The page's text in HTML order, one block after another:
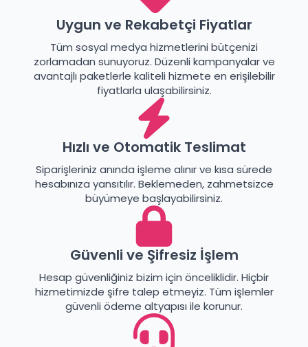
Uygun ve Rekabetçi Fiyatlar
Tüm sosyal medya hizmetlerini bütçenizi
zorlamadan sunuyoruz. Düzenli kampanyalar ve
avantajlı paketlerle kaliteli hizmete en erişilebilir
fiyatlarla ulaşabilirsiniz.
Hızlı ve Otomatik Teslimat
Siparişleriniz anında işleme alınır ve kısa sürede
hesabınıza yansıtılır. Beklemeden, zahmetsizce
büyümeye başlayabilirsiniz.
Güvenli ve Şifresiz İşlem
Hesap güvenliğiniz bizim için önceliklidir. Hiçbir
hizmetimizde şifre talep etmeyiz. Tüm işlemler
güvenli ödeme altyapısı ile korunur.